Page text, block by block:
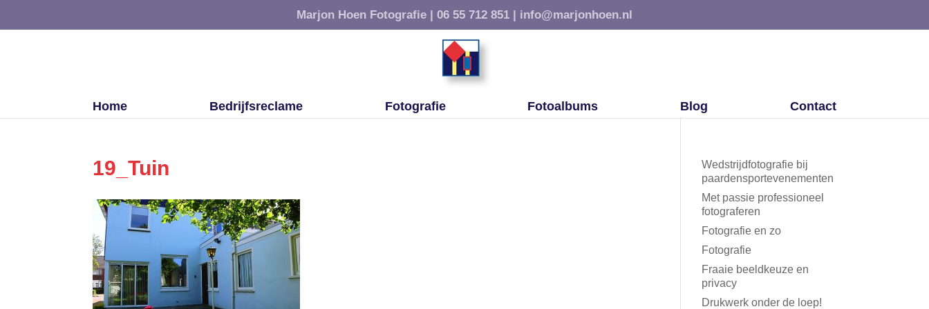
Marjon Hoen Fotografie | 06 55 712 851 | info@marjonhoen.nl
Home Bedrijfsreclame Fotografie Fotoalbums Blog Contact
19_Tuin
Wedstrijdfotografie bij
paardensportevenementen
Met passie professioneel
fotograferen
Fotografie en zo
Fotografie
Fraaie beeldkeuze en
privacy
Drukwerk onder de loep!